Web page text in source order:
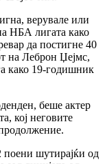
верувале или
НБА лигата како
да постигне 40
на Леброн Џејмс,
како 19-годишник
беше актер
кој неговите
шутирајќи од